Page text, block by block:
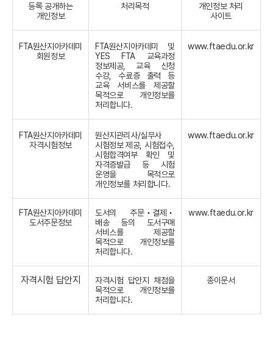
등록 공개하는
개인정보
처리목적
개인정보 처리
사이트
FTA원산지아카데미
회원정보
FTA원산지아카데미 및
YES FTA 교육과정
정보제공, 교육 신청
수강, 수료증 출력 등
교육 서비스를 제공할
목적으로 개인정보를
처리합니다.
www.ftaedu.or.kr
FTA원산지아카데미
자격시험정보
원산지관리사/실무사
시험정보 제공, 시험접수,
시험합격여부 확인 및
자격증발급 등 시험
운영을 목적으로
개인정보를 처리합니다.
www.ftaedu.or.kr
FTA원산지아카데미
도서주문정보
도서의 주문‧ 결제 ‧
배송 등의 도서구매
서비스를 제공할
목적으로 개인정보를
처리합니다.
www.ftaedu.or.kr
자격시험 답안지
자격시험 답안지 채점을
목적으로 개인정보를
처리합니다.
종이문서